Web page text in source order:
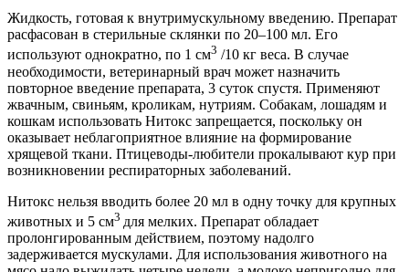
Жидкость, готовая к внутримускульному введению. Препарат
расфасован в стерильные склянки по 20–100 мл. Его
используют однократно, по 1 см3 /10 кг веса. В случае
необходимости, ветеринарный врач может назначить
повторное введение препарата, 3 суток спустя. Применяют
жвачным, свиньям, кроликам, нутриям. Собакам, лошадям и
кошкам использовать Нитокс запрещается, поскольку он
оказывает неблагоприятное влияние на формирование
хрящевой ткани. Птицеводы-любители прокалывают кур при
возникновении респираторных заболеваний.
Нитокс нельзя вводить более 20 мл в одну точку для крупных
животных и 5 см3 для мелких. Препарат обладает
пролонгированным действием, поэтому надолго
задерживается мускулами. Для использования животного на